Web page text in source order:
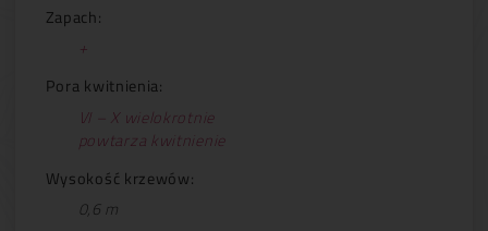
Zapach:
+
Pora kwitnienia:
VI – X wielokrotnie
powtarza kwitnienie
Wysokość krzewów:
0,6 m